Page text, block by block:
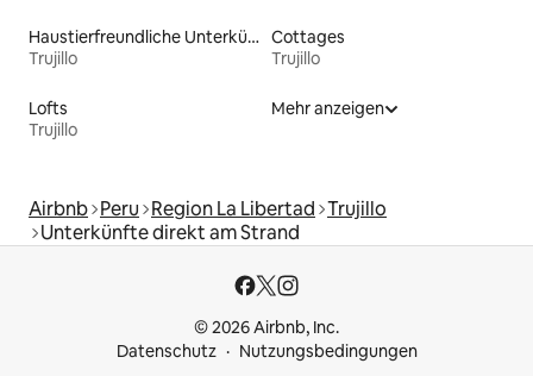
Haustierfreundliche Unterkünfte
Trujillo
Cottages
Trujillo
Lofts
Trujillo
Mehr anzeigen
Airbnb Peru Region La Libertad Trujillo
Unterkünfte direkt am Strand
© 2026 Airbnb, Inc.
Datenschutz
Nutzungsbedingungen